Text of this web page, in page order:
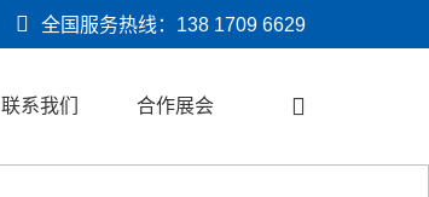
全国服务热线： 138 1709 6629
联系我们 合作展会